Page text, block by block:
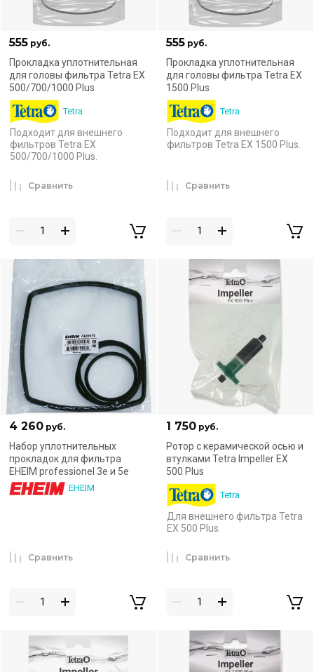
555 руб.
Прокладка уплотнительная
для головы фильтра Tetra EX
500/700/1000 Plus
Tetra
Подходит для внешнего
фильтров Tetra EX
500/700/1000 Plus.
Сравнить
555 руб.
Прокладка уплотнительная
для головы фильтра Tetra EX
1500 Plus
Tetra
Подходит для внешнего
фильтров Tetra EX 1500 Plus.
Сравнить
4 260 руб.
Набор уплотнительных
прокладок для фильтра
EHEIM professionel 3e и 5e
EHEIM
Сравнить
1 750 руб.
Ротор с керамической осью и
втулками Tetra Impeller EX
500 Plus
Tetra
Для внешнего фильтра Tetra
EX 500 Plus.
Сравнить